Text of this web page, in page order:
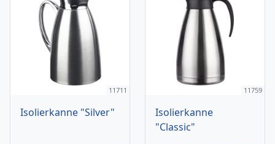
11711
Isolierkanne "Silver"
11759
Isolierkanne
"Classic"